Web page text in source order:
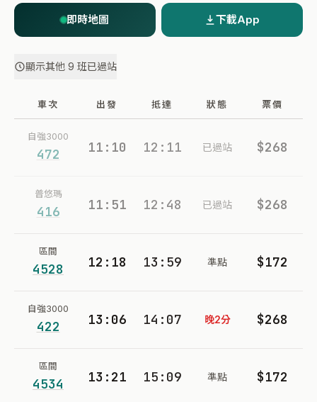
即時地圖 下載App
顯示其他 9 班已過站
車次 出發 抵達 狀態 票價
自強3000
472 11:10 12:11 已過站 $268
普悠瑪
416 11:51 12:48 已過站 $268
區間
4528 12:18 13:59 準點 $172
自強3000
422 13:06 14:07 晚2分 $268
區間
4534 13:21 15:09 準點 $172